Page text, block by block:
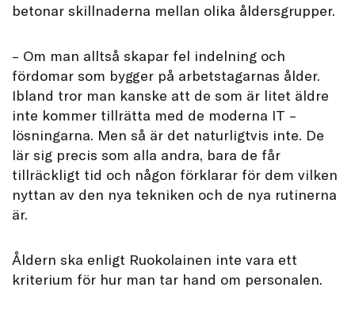
betonar skillnaderna mellan olika åldersgrupper.
– Om man alltså skapar fel indelning och
fördomar som bygger på arbetstagarnas ålder.
Ibland tror man kanske att de som är litet äldre
inte kommer tillrätta med de moderna IT –
lösningarna. Men så är det naturligtvis inte. De
lär sig precis som alla andra, bara de får
tillräckligt tid och någon förklarar för dem vilken
nyttan av den nya tekniken och de nya rutinerna
är.
Åldern ska enligt Ruokolainen inte vara ett
kriterium för hur man tar hand om personalen.